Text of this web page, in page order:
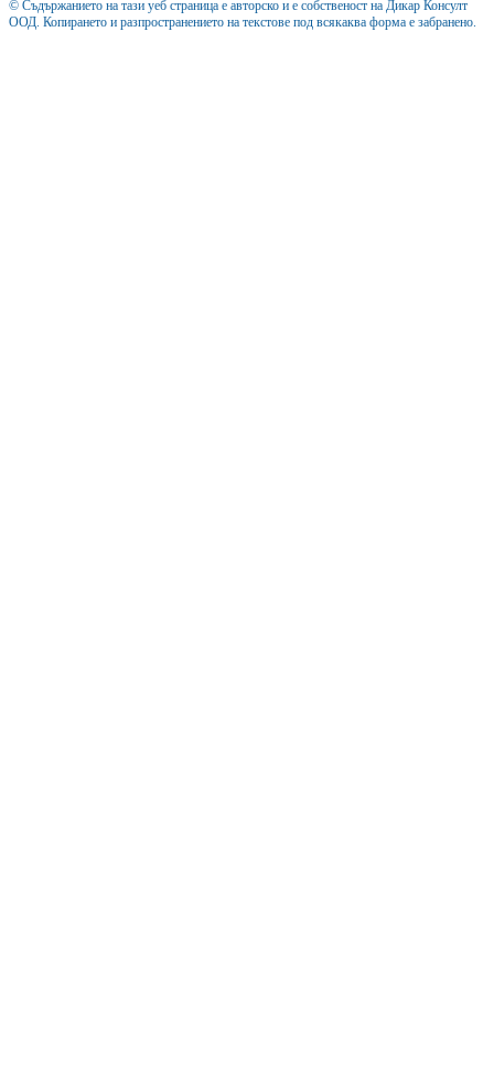
© Съдържанието на тази уеб страница е авторско и е собственост на Дикар Консулт
ООД. Копирането и разпространението на текстове под всякаква форма е забранено.